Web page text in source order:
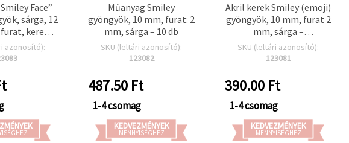
Face”
sárga, 12
kerek –
karkötő-
azonosító):
Műanyag Smiley
gyöngyök, 10 mm, furat: 2
mm, sárga – 10 db
SKU (leltári azonosító):
123082
487.50 Ft
1-4 csomag
KEDVEZMÉNYEK
MENNYISÉGHEZ
Akril kerek Smiley (emoji)
gyöngyök, 10 mm, furat 2
mm, sárga –
karkötőkhöz,
nyakláncokhoz és
SKU (leltári azonosító):
123081
390.00 Ft
1-4 csomag
KEDVEZMÉNYEK
MENNYISÉGHEZ